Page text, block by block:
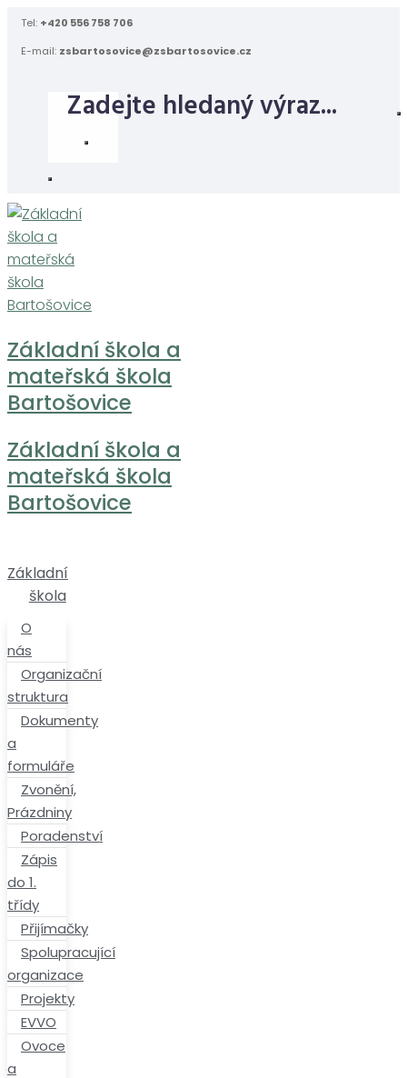
Skip
Tel: +420 556 758 706
E-mail: zsbartosovice@zsbartosovice.cz
Základní škola a
mateřská škola
Bartošovice
Základní
škola
O
struktura
Dokumenty
formuláře
Zvonění,
Prázdniny
Poradenství
do 1.
třídy
Přijímačky
Spolupracující
organizace
Projekty
EVVO
Ovoce
zelenina
do
škol
Pronájem